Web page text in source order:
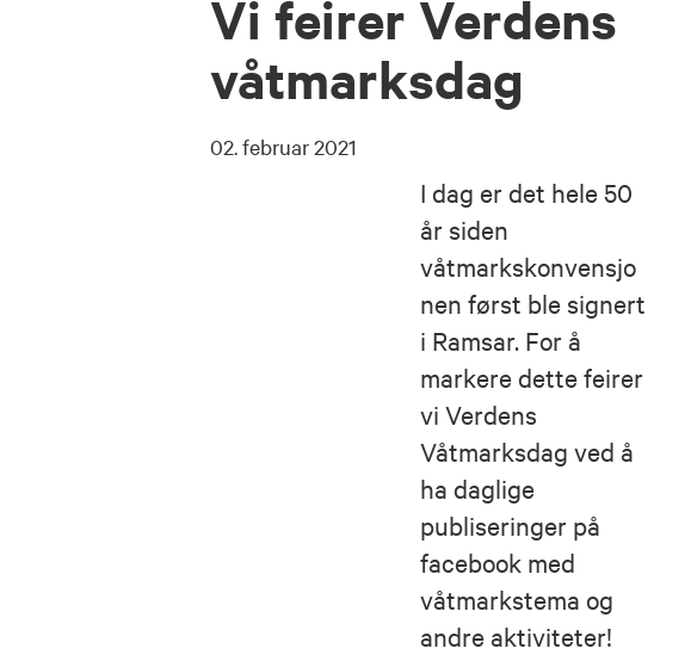
Vi feirer Verdens
våtmarksdag
02. februar 2021
I dag er det hele 50
år siden
våtmarkskonvensjo
nen først ble signert
i Ramsar. For å
markere dette feirer
vi Verdens
Våtmarksdag ved å
ha daglige
publiseringer på
facebook med
våtmarkstema og
andre aktiviteter!